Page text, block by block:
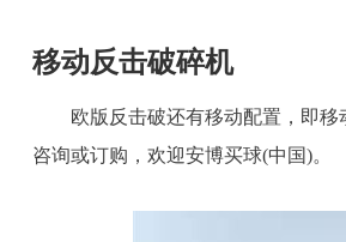
移动反击破碎机
欧版反击破还有移动配置，即
咨询或订购，欢迎安博买球(中国)。